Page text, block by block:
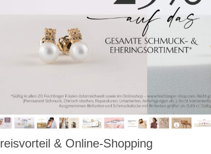
& Online-Shopping